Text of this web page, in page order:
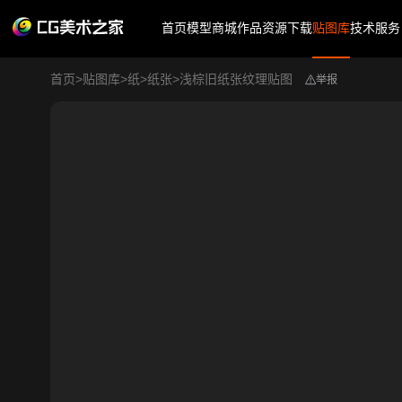
首页模型商城作品资源下载贴图库技术服务
首页>贴图库>纸>纸张>浅棕旧纸张纹理贴图 举报